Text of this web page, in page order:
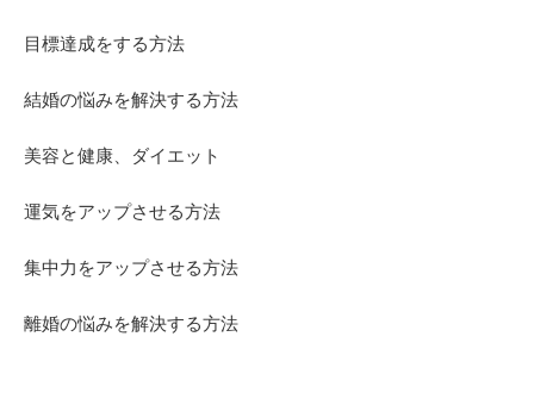
目標達成をする方法
結婚の悩みを解決する方法
美容と健康、ダイエット
運気をアップさせる方法
集中力をアップさせる方法
離婚の悩みを解決する方法